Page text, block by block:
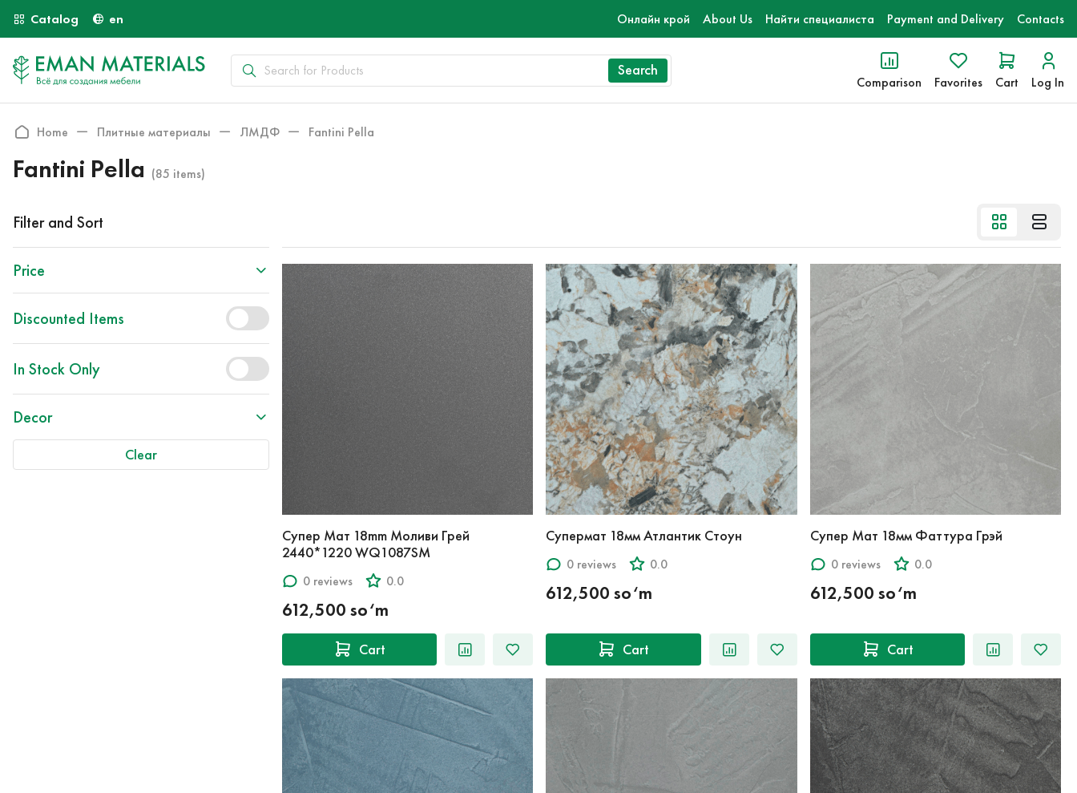
Catalog en Онлайн крой About Us Найти специалиста Payment and Delivery Contacts
Search
Comparison Favorites Cart Log In
Home Плитные материалы ЛМДФ Fantini Pella
Fantini Pella (85 items)
Filter and Sort
Price
Discounted Items
In Stock Only
Decor
Clear
Супер Мат 18mm Моливи Грей
2440*1220 WQ1087SM
0 reviews 0.0
612,500 so‘m
Cart
Супермат 18мм Атлантик Стоун
0 reviews 0.0
612,500 so‘m
Cart
Супер Мат 18мм Фаттура Грэй
0 reviews 0.0
612,500 so‘m
Cart